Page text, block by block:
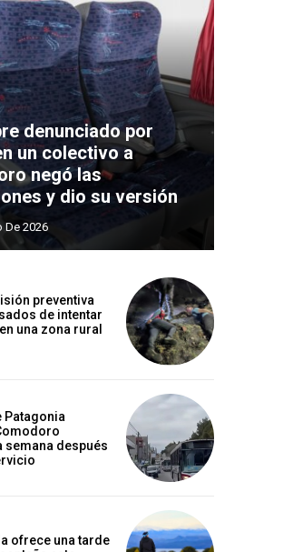
denunciado por
un colectivo a
negó las
y dio su versión
De 2026
preventiva
de intentar
una zona rural
Patagonia
semana después
ofrece una tarde